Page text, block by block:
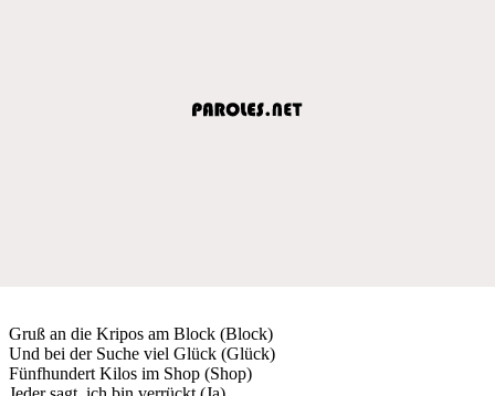
Gruß an die Kripos am Block (Block)
Und bei der Suche viel Glück (Glück)
Fünfhundert Kilos im Shop (Shop)